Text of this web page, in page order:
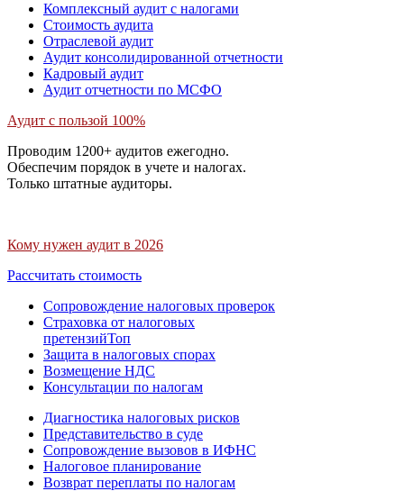
Комплексный аудит с налогами
Стоимость аудита
Отраслевой аудит
Аудит консолидированной отчетности
Кадровый аудит
Аудит отчетности по МСФО
Аудит с пользой 100%
Проводим 1200+ аудитов ежегодно.
Обеспечим порядок в учете и налогах.
Только штатные аудиторы.
Кому нужен аудит в 2026
Рассчитать стоимость
Сопровождение налоговых проверок
Страховка от налоговых
претензийТоп
Защита в налоговых спорах
Возмещение НДС
Консультации по налогам
Диагностика налоговых рисков
Представительство в суде
Сопровождение вызовов в ИФНС
Налоговое планирование
Возврат переплаты по налогам